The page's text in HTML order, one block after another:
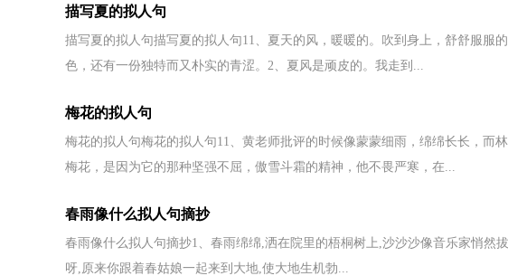
描写夏的拟人句
描写夏的拟人句描写夏的拟人句11、夏天的风，暖暖的。吹到身上，舒舒服服
色，还有一份独特而又朴实的青涩。2、夏风是顽皮的。我走到...
梅花的拟人句
梅花的拟人句梅花的拟人句11、黄老师批评的时候像蒙蒙细雨，绵绵长长，而
梅花，是因为它的那种坚强不屈，傲雪斗霜的精神，他不畏严寒，在...
春雨像什么拟人句摘抄
春雨像什么拟人句摘抄1、春雨绵绵,洒在院里的梧桐树上,沙沙沙像音乐家悄
呀,原来你跟着春姑娘一起来到大地,使大地生机勃...